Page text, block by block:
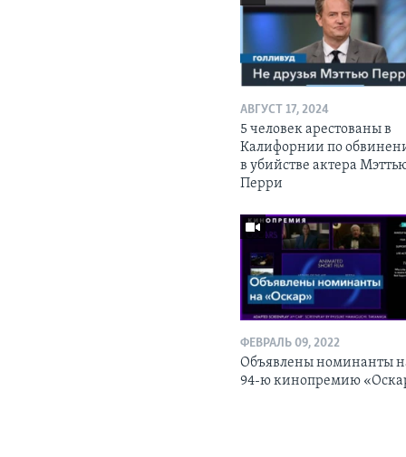
АВГУСТ 17, 2024
5 человек арестованы в
Калифорнии по
в убийстве актера
Перри
ФЕВРАЛЬ 09, 2022
Объявлены номинанты
94-ю кинопремию